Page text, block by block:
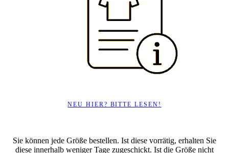
NEU HIER? BITTE LESEN!
Sie können jede Größe bestellen. Ist diese vorrätig, erhalten Sie
diese innerhalb weniger Tage zugeschickt. Ist die Größe nicht